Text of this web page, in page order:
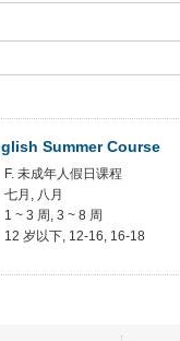
Summer Course
F. 未成年人假日课程
七月, 八月
1 ~ 3 周, 3 ~ 8 周
12 岁以下, 12-16, 16-18